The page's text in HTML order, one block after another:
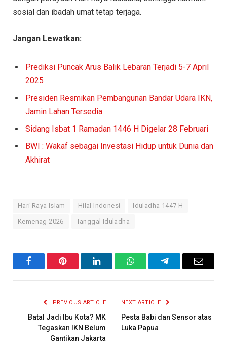
sosial dan ibadah umat tetap terjaga.
Jangan Lewatkan:
Prediksi Puncak Arus Balik Lebaran Terjadi 5-7 April
2025
Presiden Resmikan Pembangunan Bandar Udara IKN,
Jamin Lahan Tersedia
Sidang Isbat 1 Ramadan 1446 H Digelar 28 Februari
BWI : Wakaf sebagai Investasi Hidup untuk Dunia dan
Akhirat
Hari Raya Islam Hilal Indonesi Iduladha 1447 H
Kemenag 2026 Tanggal Iduladha
FacebookPinterest LinkedInWhatsAppTelegramEmail
PREVIOUS ARTICLE
Batal Jadi Ibu Kota? MK
Tegaskan IKN Belum
Gantikan Jakarta
NEXT ARTICLE
Pesta Babi dan Sensor atas
Luka Papua